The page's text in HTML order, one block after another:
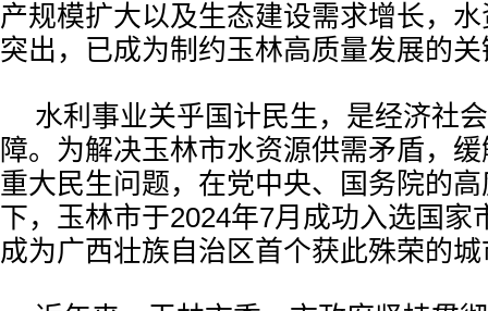
产规模扩大以及生态建设需求增长，
突出，已成为制约玉林高质量发展的
水利事业关乎国计民生，是经济社
障。为解决玉林市水资源供需矛盾，缓
重大民生问题，在党中央、国务院的
下，玉林市于2024年7月成功入选国家
成为广西壮族自治区首个获此殊荣的